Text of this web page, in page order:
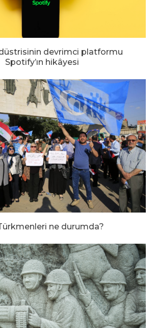
devrimci platformu
Spotify’ın hikâyesi
ne durumda?